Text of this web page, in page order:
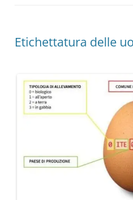
Etichettatura delle